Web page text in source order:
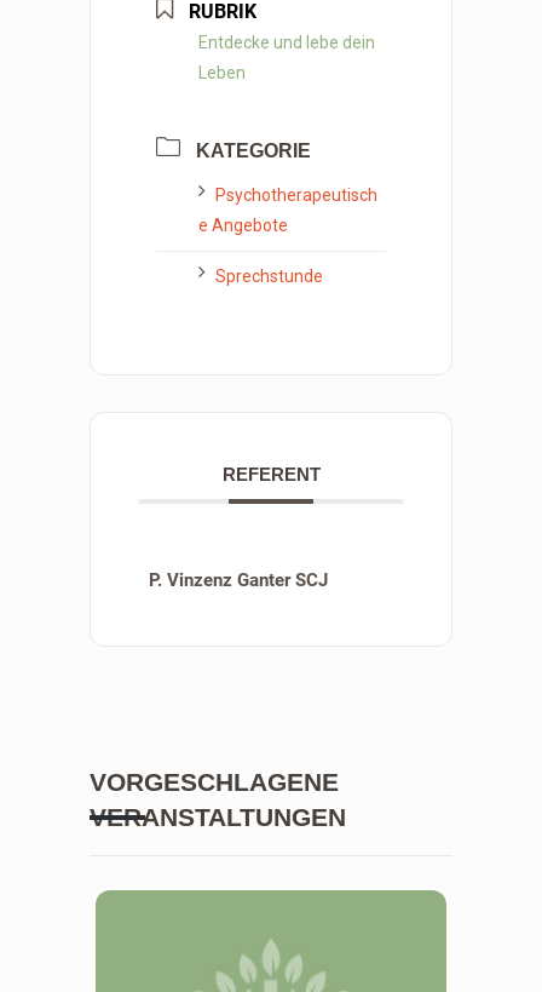
RUBRIK
Entdecke und lebe dein
Leben
KATEGORIE
Psychotherapeutisch
e Angebote
Sprechstunde
REFERENT
P. Vinzenz Ganter SCJ
VORGESCHLAGENE
VERANSTALTUNGEN